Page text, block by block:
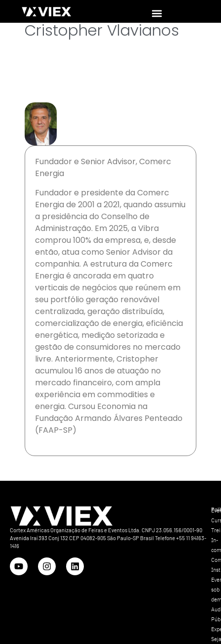
Cristopher Vlavianos
Fundador e Senior Advisor, Comerc
Energia
Fundador e presidente da Comerc
Energia de 2001 a 2021, quando assumiu
a presidência do Conselho de
Administração. Em 2025, a Vibra
comprou 100% da empresa, e, desde
então, atua como Senior Advisor da
companhia. A estrutura da Comerc
Energia é ancorada em quatro
verticais de negócios que reúnem em
seu portfólio geração renovável
centralizada, geração distribuída,
comercialização de energia, eficiência
energética, medição setorizada e
gestão de consumidores no mercado
livre. Anteriormente, Cristopher
acumulou 16 anos de atuação no
mercado financeiro, com ampla
experiência em commodities e
energia. Cursou Economia na
Fundação Armando Álvares Penteado
(FAAP-SP)
Cortex Américas Organização de Feiras e Eventos Ltda. CNPJ 23.056.156/0001-90
Avenida Iraí 393 Conj 132 CEP 04082-905 São Paulo-SP Brasil Telefone +55 11 94163-
1416
In-
sob